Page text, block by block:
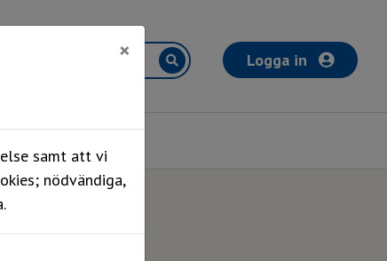
Logga in
×
samt att vi
nödvändiga,